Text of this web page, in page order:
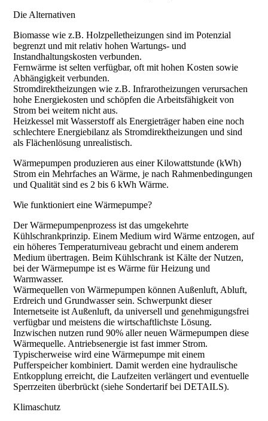
Die Alternativen
Biomasse wie z.B. Holzpelletheizungen sind im Potenzial
begrenzt und mit relativ hohen Wartungs- und
Instandhaltungskosten verbunden.
Fernwärme ist selten verfügbar, oft mit hohen Kosten sowie
Abhängigkeit verbunden.
Stromdirektheizungen wie z.B. Infrarotheizungen verursachen
hohe Energiekosten und schöpfen die Arbeitsfähigkeit von
Strom bei weitem nicht aus.
Heizkessel mit Wasserstoff als Energieträger haben eine noch
schlechtere Energiebilanz als Stromdirektheizungen und sind
als Flächenlösung unrealistisch.
Wärmepumpen produzieren aus einer Kilowattstunde (kWh)
Strom ein Mehrfaches an Wärme, je nach Rahmenbedingungen
und Qualität sind es 2 bis 6 kWh Wärme.
Wie funktioniert eine Wärmepumpe?
Der Wärmepumpenprozess ist das umgekehrte
Kühlschrankprinzip. Einem Medium wird Wärme entzogen, auf
ein höheres Temperaturniveau gebracht und einem anderem
Medium übertragen. Beim Kühlschrank ist Kälte der Nutzen,
bei der Wärmepumpe ist es Wärme für Heizung und
Warmwasser.
Wärmequellen von Wärmepumpen können Außenluft, Abluft,
Erdreich und Grundwasser sein. Schwerpunkt dieser
Internetseite ist Außenluft, da universell und genehmigungsfrei
verfügbar und meistens die wirtschaftlichste Lösung.
Inzwischen nutzen rund 90% aller neuen Wärmepumpen diese
Wärmequelle. Antriebsenergie ist fast immer Strom.
Typischerweise wird eine Wärmepumpe mit einem
Pufferspeicher kombiniert. Damit werden eine hydraulische
Entkopplung erreicht, die Laufzeiten verlängert und eventuelle
Sperrzeiten überbrückt (siehe Sondertarif bei DETAILS).
Klimaschutz